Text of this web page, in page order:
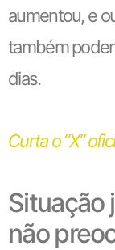
aumentou, e
também
dias.
Curta o ”X”
Situação
não